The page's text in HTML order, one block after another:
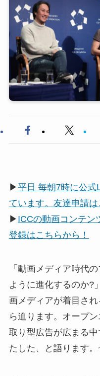
▶平日 毎朝7時に公式
ています。友達申請は
▶ ICCの動画コンテン
登録はこちらから！
「動画メディア時代
ように進化するのか?
画メディアが着目さ
ら迫ります。オープ
取り型広告が広まる
たした、と語ります。